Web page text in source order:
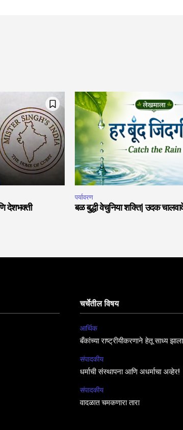
देशभक्ती
पर्यावरण
बळ बुद्धी वेचुनिया शक्ति| उदक
चर्चेतील विषय
आर्थिक
बँकांच्या राष्ट्रीयीकरणाने हेतू साध्य
संपादकीय
धर्माची संस्थापना आणि अधर्माचा अव्हेर!
संपादकीय
वादळात चमकणारा तारा